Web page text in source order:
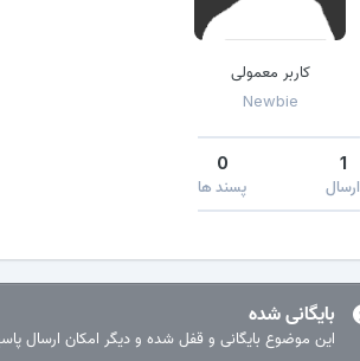
کاربر معمولی
Newbie
1
ارسال
0
پسند ها
بایگانی شده
این موضوع بایگانی و قفل شده و دیگر امکان ارسال